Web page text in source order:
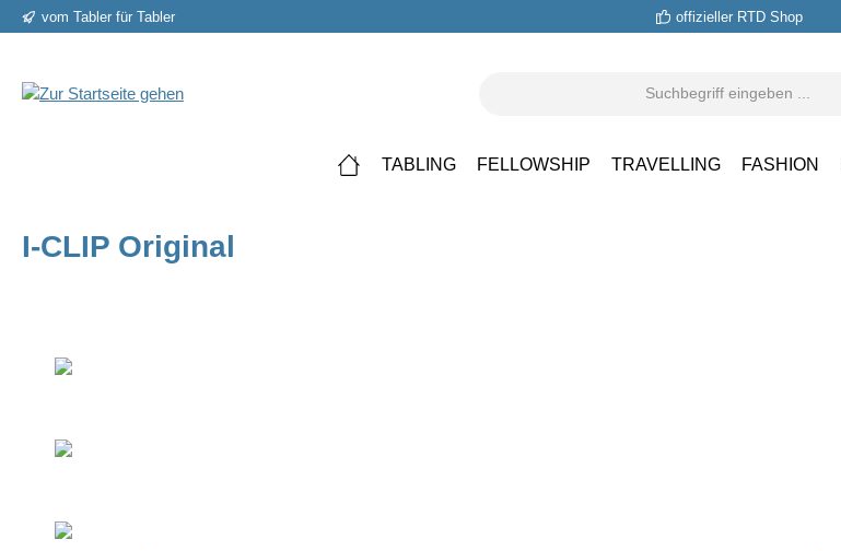
Zur Hauptnavigation springen
vom Tabler für Tabler offizieller RTD Shop
TABLING FELLOWSHIP TRAVELLING FASHION
I-CLIP Original